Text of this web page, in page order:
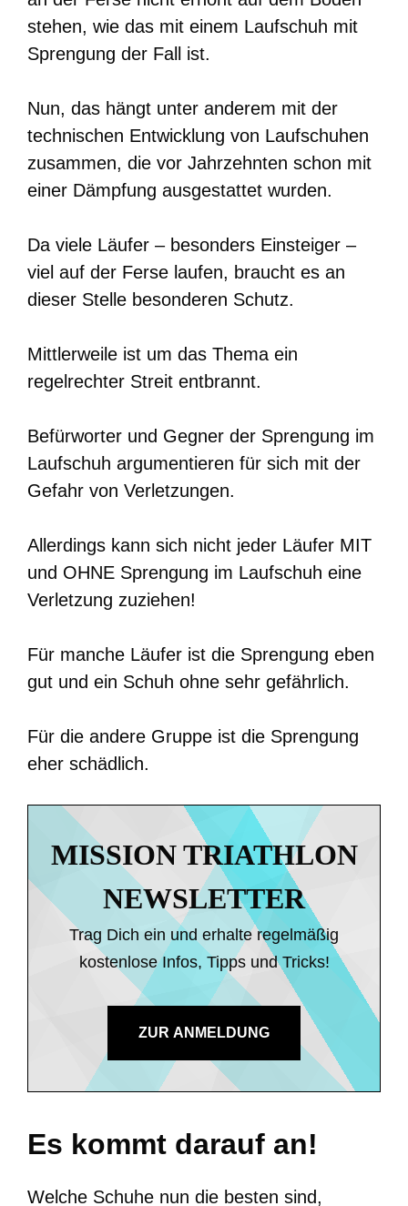
stehen, wie das mit einem Laufschuh mit
Sprengung der Fall ist.
Nun, das hängt unter anderem mit der
technischen Entwicklung von Laufschuhen
zusammen, die vor Jahrzehnten schon mit
einer Dämpfung ausgestattet wurden.
Da viele Läufer – besonders Einsteiger –
viel auf der Ferse laufen, braucht es an
dieser Stelle besonderen Schutz.
Mittlerweile ist um das Thema ein
regelrechter Streit entbrannt.
Befürworter und Gegner der Sprengung im
Laufschuh argumentieren für sich mit der
Gefahr von Verletzungen.
Allerdings kann sich nicht jeder Läufer MIT
und OHNE Sprengung im Laufschuh eine
Verletzung zuziehen!
Für manche Läufer ist die Sprengung eben
gut und ein Schuh ohne sehr gefährlich.
Für die andere Gruppe ist die Sprengung
eher schädlich.
MISSION TRIATHLON
NEWSLETTER
Trag Dich ein und erhalte regelmäßig
kostenlose Infos, Tipps und Tricks!
ZUR ANMELDUNG
Es kommt darauf an!
Welche Schuhe nun die besten sind,